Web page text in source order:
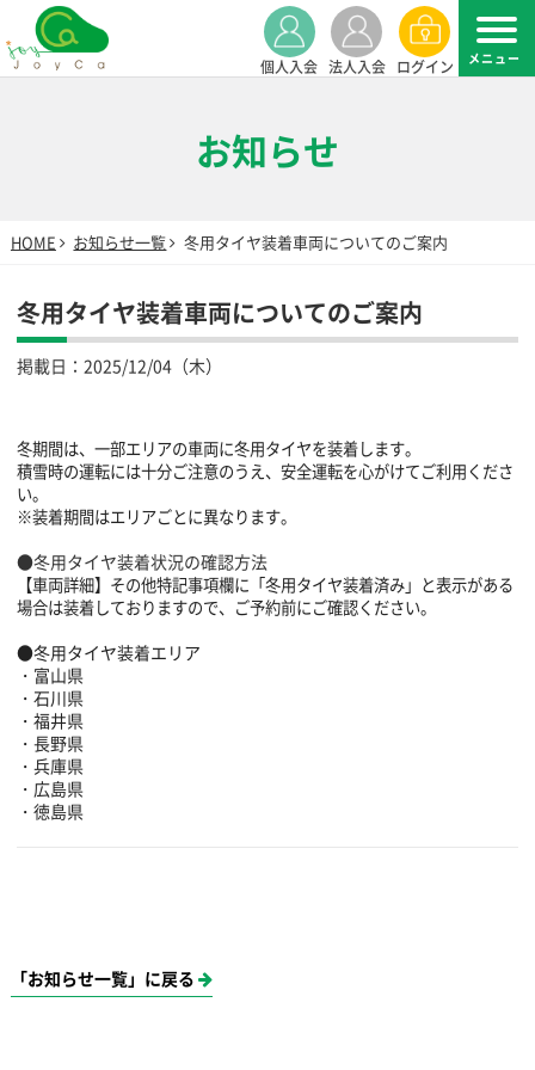
個人入会 法人入会 ログイン
お知らせ
HOME お知らせ一覧 冬用タイヤ装着車両についてのご案内
冬用タイヤ装着車両についてのご案内
掲載日： 2025/12/04（木）
冬期間は、一部エリアの車両に冬用タイヤを装着します。
積雪時の運転には十分ご注意のうえ、安全運転を心がけてご利用くださ
い。
※装着期間はエリアごとに異なります。
●冬用タイヤ装着状況の確認方法
【車両詳細】その他特記事項欄に「冬用タイヤ装着済み」と表示がある
場合は装着しておりますので、 ご予約前にご確認ください。
●冬用タイヤ装着エリア
・富山県
・石川県
・福井県
・長野県
・兵庫県
・広島県
・徳島県
「お知らせ一覧」に戻る